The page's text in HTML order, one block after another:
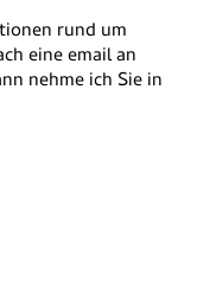
rund um
eine email an
nehme ich Sie in